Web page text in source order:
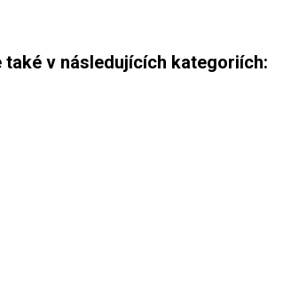
také v následujících kategoriích: